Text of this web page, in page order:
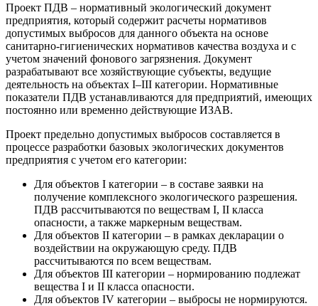
Проект ПДВ – нормативный экологический документ
предприятия, который содержит расчеты нормативов
допустимых выбросов для данного объекта на основе
санитарно-гигиенических нормативов качества воздуха и с
учетом значений фонового загрязнения. Документ
разрабатывают все хозяйствующие субъекты, ведущие
деятельность на объектах I–III категории. Нормативные
показатели ПДВ устанавливаются для предприятий, имеющих
постоянно или временно действующие ИЗАВ.
Проект предельно допустимых выбросов составляется в
процессе разработки базовых экологических документов
предприятия с учетом его категории:
Для объектов I категории – в составе заявки на
получение комплексного экологического разрешения.
ПДВ рассчитываются по веществам I, II класса
опасности, а также маркерным веществам.
Для объектов II категории – в рамках декларации о
воздействии на окружающую среду. ПДВ
рассчитываются по всем веществам.
Для объектов III категории – нормированию подлежат
вещества I и II класса опасности.
Для объектов IV категории – выбросы не нормируются.